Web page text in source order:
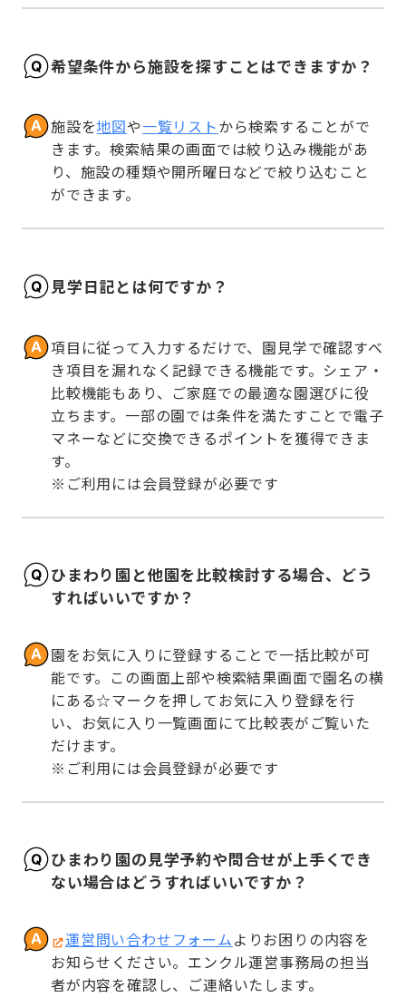
希望条件から施設を探すことはできますか？
施設を地図や一覧リストから検索することがで
きます。検索結果の画面では絞り込み機能があ
り、施設の種類や開所曜日などで絞り込むこと
ができます。
見学日記とは何ですか？
項目に従って入力するだけで、園見学で確認すべ
き項目を漏れなく記録できる機能です。シェア・
比較機能もあり、ご家庭での最適な園選びに役
立ちます。一部の園では条件を満たすことで電子
マネーなどに交換できるポイントを獲得できま
す。
※ご利用には会員登録が必要です
ひまわり園と他園を比較検討する場合、どう
すればいいですか？
園をお気に入りに登録することで一括比較が可
能です。この画面上部や検索結果画面で園名の横
にある☆マークを押してお気に入り登録を行
い、お気に入り一覧画面にて比較表がご覧いた
だけます。
※ご利用には会員登録が必要です
ひまわり園の見学予約や問合せが上手くでき
ない場合はどうすればいいですか？
運営問い合わせフォームよりお困りの内容を
お知らせください。エンクル運営事務局の担当
者が内容を確認し、ご連絡いたします。